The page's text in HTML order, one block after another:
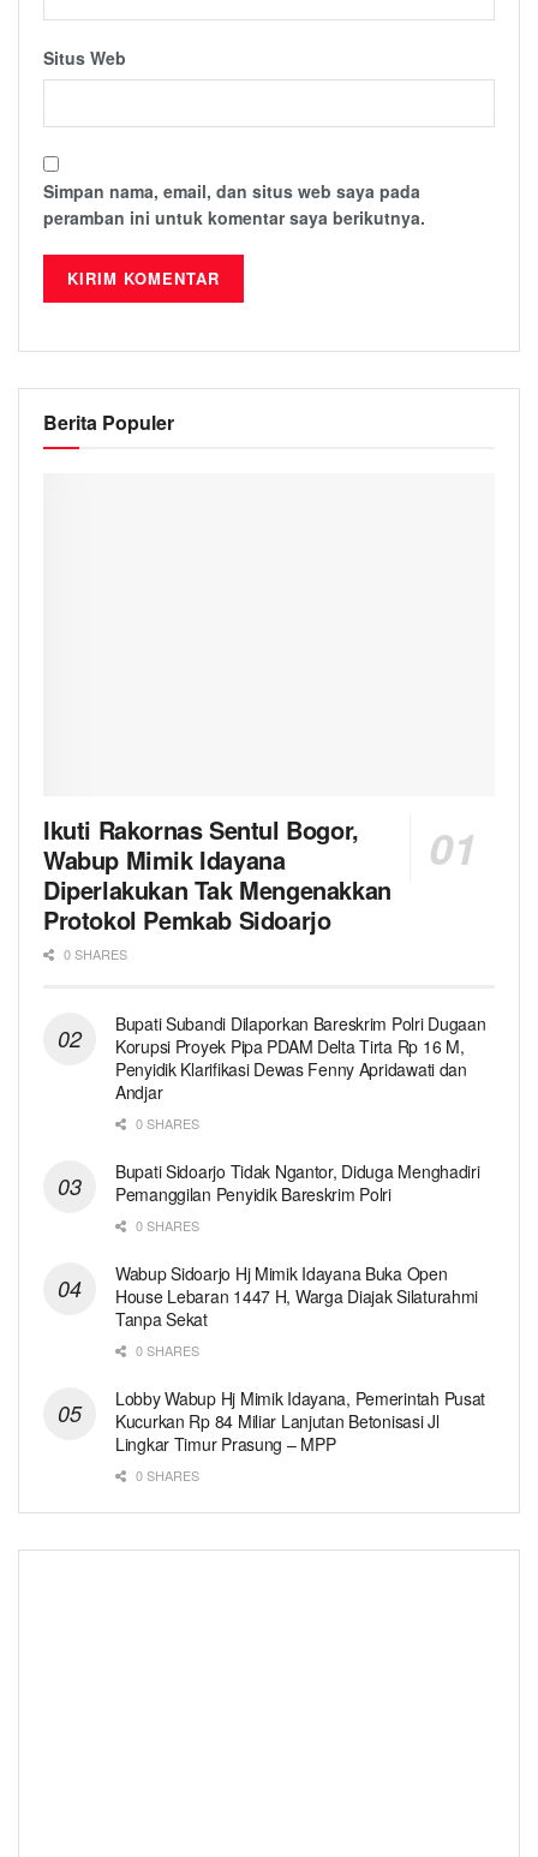
Situs Web
Simpan nama, email, dan situs web saya pada
peramban ini untuk komentar saya berikutnya.
Berita Populer
Ikuti Rakornas Sentul Bogor,
Wabup Mimik Idayana
Diperlakukan Tak Mengenakkan
Protokol Pemkab Sidoarjo
0 SHARES
Bupati Subandi Dilaporkan Bareskrim Polri Dugaan
Korupsi Proyek Pipa PDAM Delta Tirta Rp 16 M,
Penyidik Klarifikasi Dewas Fenny Apridawati dan
Andjar
0 SHARES
Bupati Sidoarjo Tidak Ngantor, Diduga Menghadiri
Pemanggilan Penyidik Bareskrim Polri
0 SHARES
Wabup Sidoarjo Hj Mimik Idayana Buka Open
House Lebaran 1447 H, Warga Diajak Silaturahmi
Tanpa Sekat
0 SHARES
Lobby Wabup Hj Mimik Idayana, Pemerintah Pusat
Kucurkan Rp 84 Miliar Lanjutan Betonisasi Jl
Lingkar Timur Prasung – MPP
0 SHARES